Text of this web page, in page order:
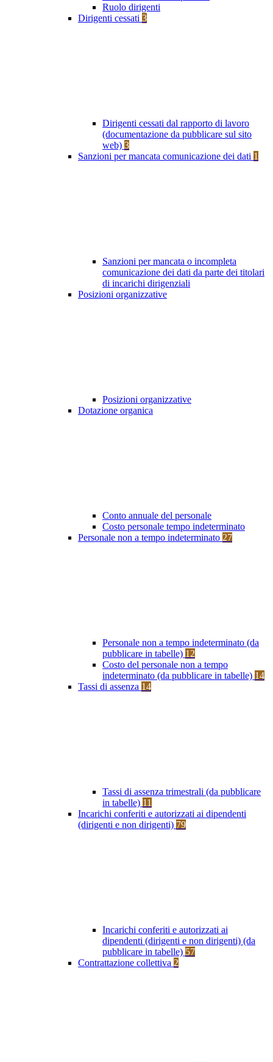
Ruolo dirigenti
Dirigenti cessati 3
Dirigenti cessati dal rapporto di lavoro
(documentazione da pubblicare sul sito
web) 3
Sanzioni per mancata comunicazione dei dati 1
Sanzioni per mancata o incompleta
comunicazione dei dati da parte dei titolari
di incarichi dirigenziali
Posizioni organizzative
Posizioni organizzative
Dotazione organica
Conto annuale del personale
Costo personale tempo indeterminato
Personale non a tempo indeterminato 27
Personale non a tempo indeterminato (da
pubblicare in tabelle) 12
Costo del personale non a tempo
indeterminato (da pubblicare in tabelle) 14
Tassi di assenza 14
Tassi di assenza trimestrali (da pubblicare
in tabelle) 11
Incarichi conferiti e autorizzati ai dipendenti
(dirigenti e non dirigenti) 79
Incarichi conferiti e autorizzati ai
dipendenti (dirigenti e non dirigenti) (da
pubblicare in tabelle) 57
Contrattazione collettiva 2